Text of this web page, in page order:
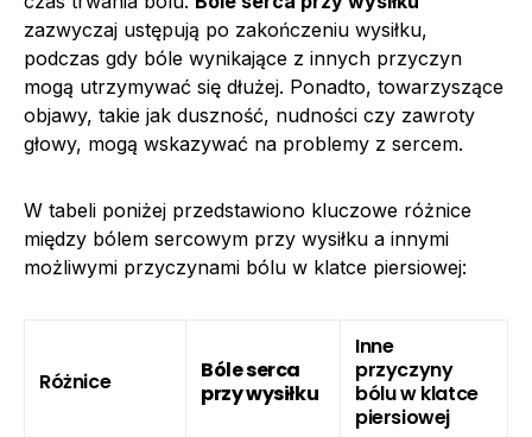
zazwyczaj ustępują po zakończeniu wysiłku,
podczas gdy bóle wynikające z innych przyczyn
mogą utrzymywać się dłużej. Ponadto, towarzyszące
objawy, takie jak duszność, nudności czy zawroty
głowy, mogą wskazywać na problemy z sercem.
W tabeli poniżej przedstawiono kluczowe różnice
między bólem sercowym przy wysiłku a innymi
możliwymi przyczynami bólu w klatce piersiowej:
Różnice
Bóle serca
przy wysiłku
Inne
przyczyny
bólu w klatce
piersiowej